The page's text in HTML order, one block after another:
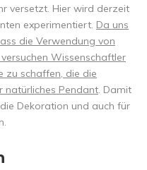
versetzt. Hier wird derzeit
experimentiert. Da uns
die Verwendung von
Wissenschaftler
zu schaffen, die die
natürliches Pendant. Damit
Dekoration und auch für